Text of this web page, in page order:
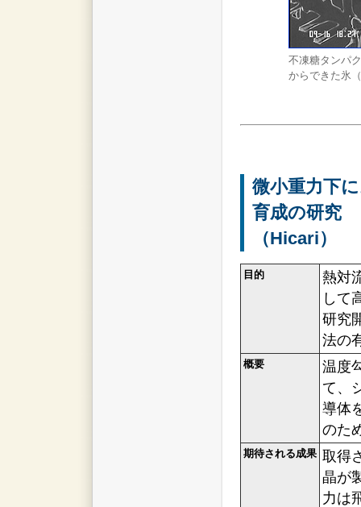
不凍糖タンパ
からできた氷
微小重力下
育成の研究
（Hicari）
目的
熱対
して
研究
法の
概要
温度
て、
導体
のた
期待される成果 取得
晶が
力は